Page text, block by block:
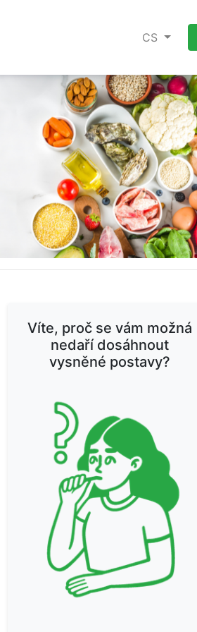
CS
Víte, proč se vám možná
nedaří dosáhnout
vysněné postavy?